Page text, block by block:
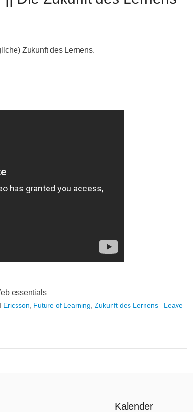
Zukunft des Lernens.
essentials
Ericsson Future of Learning Zukunft des Lernens | Leave
Kalender